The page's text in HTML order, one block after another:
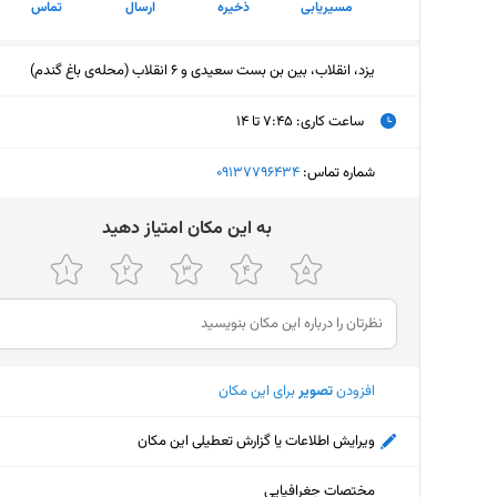
مسیریابی ذخیره ارسال تماس
یزد، انقلاب، بین بن بست سعیدی و 6 انقلاب (محله‌ی باغ گندم)
ساعت کاری: ۷:۴۵ تا ۱۴
چهارشنبه (امروز)
شنبه
۷:۴۵ تا ۱۴
یکشنبه
۷:۴۵ تا ۱۴
دوشنبه
سه‌شنبه
شماره تماس: ‎09137796434
ﺑﻪ اﯾﻦ ﻣﮑﺎن اﻣﺘﯿﺎز دﻫﯿﺪ
افزودنتصویربرای این مکان
ویرایش اطلاعات یا گزارش تعطیلی این مکان
مختصات جغرافیایی